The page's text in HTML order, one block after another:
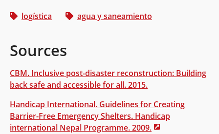
logística agua y saneamiento
Sources
CBM. Inclusive post-disaster reconstruction: Building
back safe and accessible for all. 2015.
Handicap International. Guidelines for Creating
Barrier-Free Emergency Shelters. Handicap
international Nepal Programme. 2009.